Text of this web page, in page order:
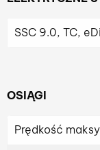
SSC 9.0, TC,
OSIĄGI
Prędkość